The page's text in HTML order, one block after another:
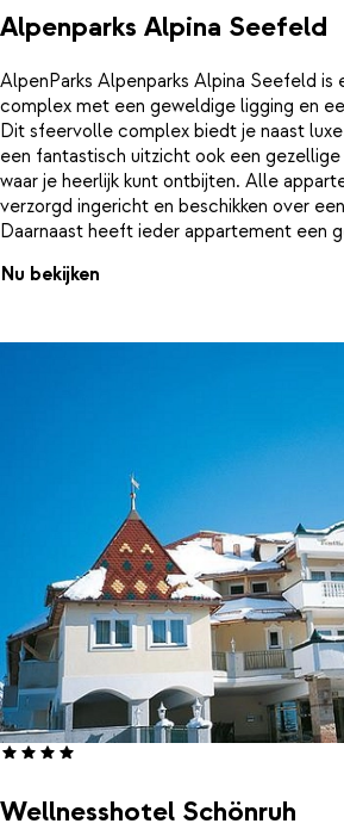
Alpenparks Alpina Seefeld
AlpenParks Alpenparks Alpina Seefeld is
complex met een geweldige ligging en
Dit sfeervolle complex biedt je naast
een fantastisch uitzicht ook een
waar je heerlijk kunt ontbijten. Alle
verzorgd ingericht en beschikken over
Daarnaast heeft ieder appartement een
afstand van AlpenParks Hotel &
Nu bekijken
Wellnesshotel Schönruh